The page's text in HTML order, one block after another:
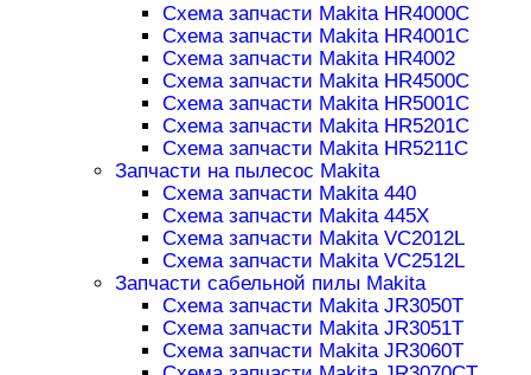
Схема запчасти Makita HR4000C
Схема запчасти Makita HR4001C
Схема запчасти Makita HR4002
Схема запчасти Makita HR4500C
Схема запчасти Makita HR5001C
Схема запчасти Makita HR5201C
Схема запчасти Makita HR5211C
Запчасти на пылесос Makita
Схема запчасти Makita 440
Схема запчасти Makita 445X
Схема запчасти Makita VC2012L
Схема запчасти Makita VC2512L
Запчасти сабельной пилы Makita
Схема запчасти Makita JR3050T
Схема запчасти Makita JR3051T
Схема запчасти Makita JR3060T